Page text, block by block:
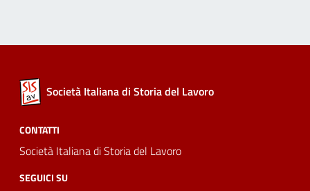
Società Italiana di Storia del Lavoro
CONTATTI
Società Italiana di Storia del Lavoro
SEGUICI SU